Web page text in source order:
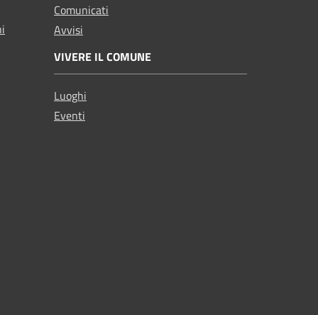
Comunicati
Avvisi
VIVERE IL COMUNE
Luoghi
Eventi